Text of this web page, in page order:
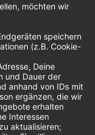
iOS-Geräte eine
app